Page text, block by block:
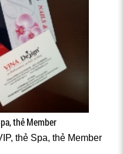
thẻ Member
thẻ Spa, thẻ Member